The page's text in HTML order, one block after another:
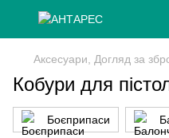
Аксесуари, Догляд за
Кобури для
Боєприпаси